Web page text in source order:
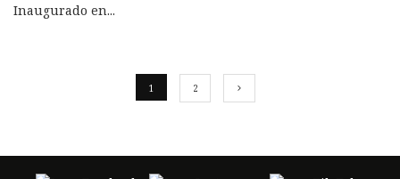
Inaugurado en...
1 2